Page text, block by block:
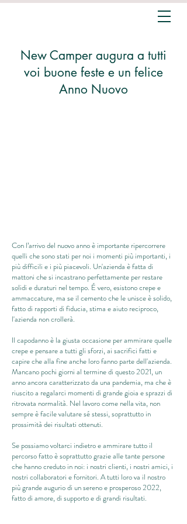
New Camper augura a tutti
voi buone feste e un felice
Anno Nuovo
Con l’arrivo del nuovo anno è importante ripercorrere
quelli che sono stati per noi i momenti più importanti, i
più difficili e i più piacevoli. Un'azienda è fatta di
mattoni che si incastrano perfettamente per restare
solidi e duraturi nel tempo. É vero, esistono crepe e
ammaccature, ma se il cemento che le unisce è solido,
fatto di rapporti di fiducia, stima e aiuto reciproco,
l'azienda non crollerà.
Il capodanno è la giusta occasione per ammirare quelle
crepe e pensare a tutti gli sforzi, ai sacrifici fatti e
capire che alla fine anche loro fanno parte dell'azienda.
Mancano pochi giorni al termine di questo 2021, un
anno ancora caratterizzato da una pandemia, ma che è
riuscito a regalarci momenti di grande gioia e sprazzi di
ritrovata normalità. Nel lavoro come nella vita, non
sempre è facile valutare sé stessi, soprattutto in
prossimità dei risultati ottenuti.
Se possiamo voltarci indietro e ammirare tutto il
percorso fatto è soprattutto grazie alle tante persone
che hanno creduto in noi: i nostri clienti, i nostri amici, i
nostri collaboratori e fornitori. A tutti loro va il nostro
più grande augurio di un sereno e prosperoso 2022,
fatto di amore, di supporto e di grandi risultati.